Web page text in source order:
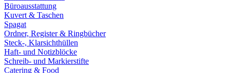
Büroausstattung
Kuvert & Taschen
Spagat
Ordner, Register & Ringbücher
Steck-, Klarsichthüllen
Haft- und Notizblöcke
Schreib- und Markierstifte
Catering & Food